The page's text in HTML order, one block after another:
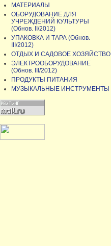
МАТЕРИАЛЫ
ОБОРУДОВАНИЕ ДЛЯ
УЧРЕЖДЕНИЙ КУЛЬТУРЫ
(Обнов. II/2012)
УПАКОВКА И ТАРА (Обнов.
III/2012)
ОТДЫХ И САДОВОЕ ХОЗЯЙСТВО
ЭЛЕКТРООБОРУДОВАНИЕ
(Обнов. III/2012)
ПРОДУКТЫ ПИТАНИЯ
МУЗЫКАЛЬНЫЕ ИНСТРУМЕНТЫ